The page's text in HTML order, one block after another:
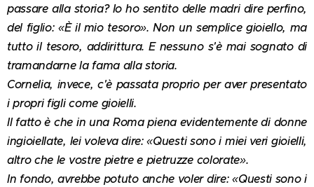
passare alla storia? Io ho sentito delle madri dire perfino,
del figlio: «È il mio tesoro». Non un semplice gioiello, ma
tutto il tesoro, addirittura. E nessuno s'è mai sognato di
tramandarne la fama alla storia.
Cornelia, invece, c'è passata proprio per aver presentato
i propri figli come gioielli.
Il fatto è che in una Roma piena evidentemente di donne
ingioiellate, lei voleva dire: «Questi sono i miei veri gioielli,
altro che le vostre pietre e pietruzze colorate».
In fondo, avrebbe potuto anche voler dire: «Questi sono i